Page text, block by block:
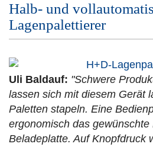
Halb- und
Lagenpalettierer
Uli Baldauf: "Schwere
lassen sich mit diesem Gerät
Paletten stapeln. Eine
ergonomisch das
Beladeplatte. Auf Knopfdruck